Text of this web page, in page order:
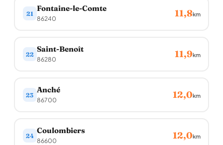
21
Fontaine-le-Comte
86240 11,8km
22
Saint-Benoît
86280 11,9km
23
Anché
86700 12,0km
24
Coulombiers
86600 12,0km